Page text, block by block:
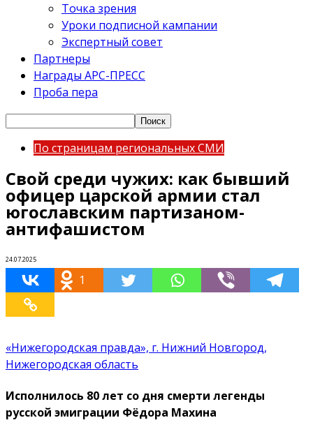
Точка зрения
Уроки подписной кампании
Экспертный совет
Партнеры
Награды АРС-ПРЕСС
Проба пера
По страницам региональных СМИ
Свой среди чужих: как бывший
офицер царской армии стал
югославским партизаном-
антифашистом
24.07.2025
1
«Нижегородская правда», г. Нижний Новгород,
Нижегородская область
Исполнилось 80 лет со дня смерти легенды
русской эмиграции Фёдора Махина